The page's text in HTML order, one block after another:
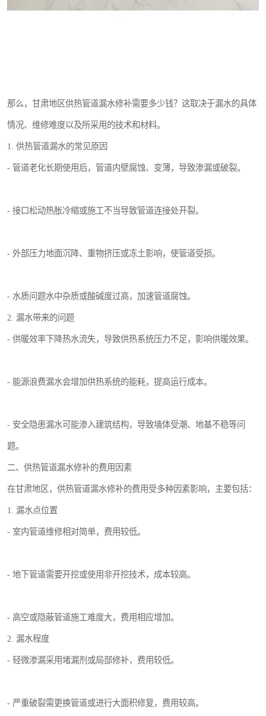
那么，甘肃地区供热管道漏水修补需要多少钱？这取决于漏水的具体
情况、维修难度以及所采用的技术和材料。
1. 供热管道漏水的常见原因
- 管道老化长期使用后，管道内壁腐蚀、变薄，导致渗漏或破裂。
- 接口松动热胀冷缩或施工不当导致管道连接处开裂。
- 外部压力地面沉降、重物挤压或冻土影响，使管道受损。
- 水质问题水中杂质或酸碱度过高，加速管道腐蚀。
2. 漏水带来的问题
- 供暖效率下降热水流失，导致供热系统压力不足，影响供暖效果。
- 能源浪费漏水会增加供热系统的能耗，提高运行成本。
- 安全隐患漏水可能渗入建筑结构，导致墙体受潮、地基不稳等问
题。
二、供热管道漏水修补的费用因素
在甘肃地区，供热管道漏水修补的费用受多种因素影响，主要包括：
1. 漏水点位置
- 室内管道维修相对简单，费用较低。
- 地下管道需要开挖或使用非开挖技术，成本较高。
- 高空或隐蔽管道施工难度大，费用相应增加。
2. 漏水程度
- 轻微渗漏采用堵漏剂或局部修补，费用较低。
- 严重破裂需更换管道或进行大面积修复，费用较高。